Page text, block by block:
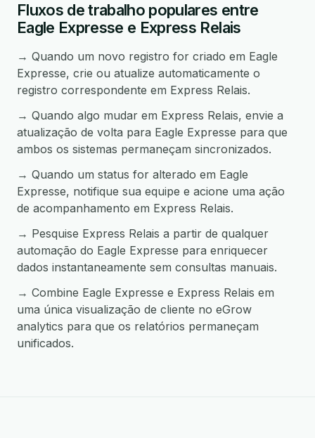
Fluxos de trabalho populares entre
Eagle Expresse e Express Relais
→ Quando um novo registro for criado em Eagle
Expresse, crie ou atualize automaticamente o
registro correspondente em Express Relais.
→ Quando algo mudar em Express Relais, envie a
atualização de volta para Eagle Expresse para que
ambos os sistemas permaneçam sincronizados.
→ Quando um status for alterado em Eagle
Expresse, notifique sua equipe e acione uma ação
de acompanhamento em Express Relais.
→ Pesquise Express Relais a partir de qualquer
automação do Eagle Expresse para enriquecer
dados instantaneamente sem consultas manuais.
→ Combine Eagle Expresse e Express Relais em
uma única visualização de cliente no eGrow
analytics para que os relatórios permaneçam
unificados.